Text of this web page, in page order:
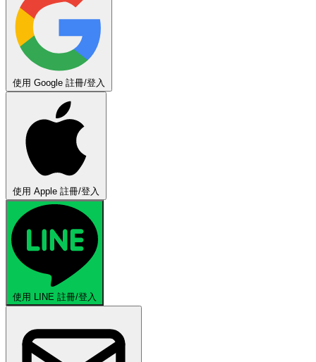
使用 Google 註冊/登入
使用 Apple 註冊/登入
使用 LINE 註冊/登入